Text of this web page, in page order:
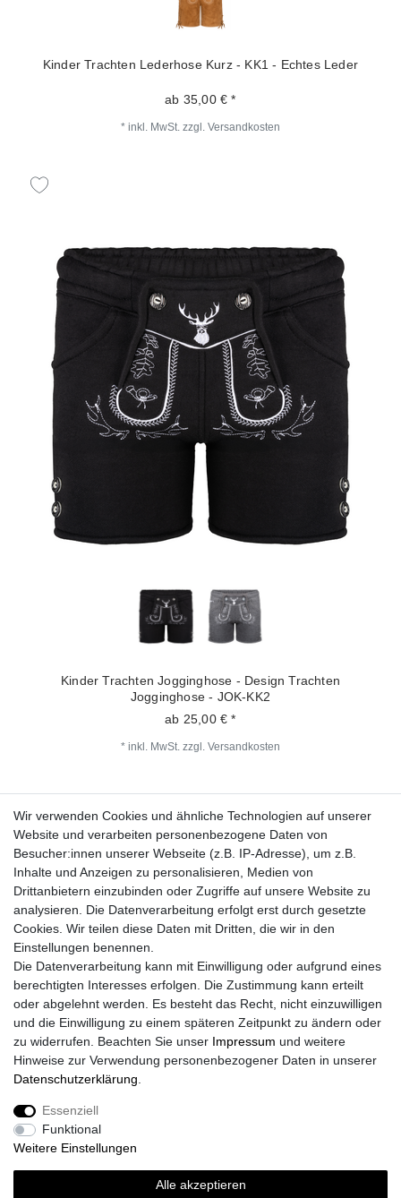
Kinder Trachten Lederhose Kurz - KK1 - Echtes Leder
ab 35,00 € *
* inkl. MwSt. zzgl. Versandkosten
Kinder Trachten Jogginghose - Design Trachten
Jogginghose - JOK-KK2
ab 25,00 € *
* inkl. MwSt. zzgl. Versandkosten
Fragen zur Bestellung?
Zahlungsarten
Versand
Vorteile
Impressum
Wir verwenden Cookies und ähnliche Technologien auf unserer
Website und verarbeiten personenbezogene Daten von
Besucher:innen unserer Webseite (z.B. IP-Adresse), um z.B.
Inhalte und Anzeigen zu personalisieren, Medien von
Drittanbietern einzubinden oder Zugriffe auf unsere Website zu
analysieren. Die Datenverarbeitung erfolgt erst durch gesetzte
Cookies. Wir teilen diese Daten mit Dritten, die wir in den
Einstellungen benennen.
Die Datenverarbeitung kann mit Einwilligung oder aufgrund eines
berechtigten Interesses erfolgen. Die Zustimmung kann erteilt
oder abgelehnt werden. Es besteht das Recht, nicht einzuwilligen
und die Einwilligung zu einem späteren Zeitpunkt zu ändern oder
zu widerrufen. Beachten Sie unser Impressum und weitere
Hinweise zur Verwendung personenbezogener Daten in unserer
Daten­schutz­erklärung
Essenziell
Funktional
Weitere Einstellungen
Alle akzeptieren